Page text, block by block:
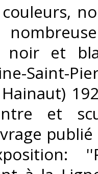
noir et
Saint-
et